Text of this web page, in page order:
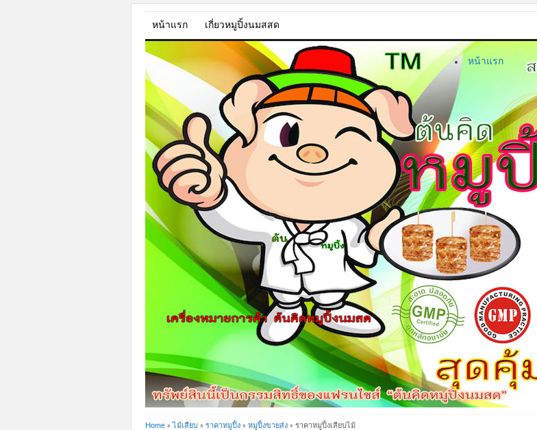
หน้าแรก เกี่ยวหมูปิ้งนมสสด
หน้าแรก
Home » ไม้เสียบ » ราคาหมูปิ้ง » หมูปิ้งขายส่ง » ราคาหมูปิ้งเสียบไม้